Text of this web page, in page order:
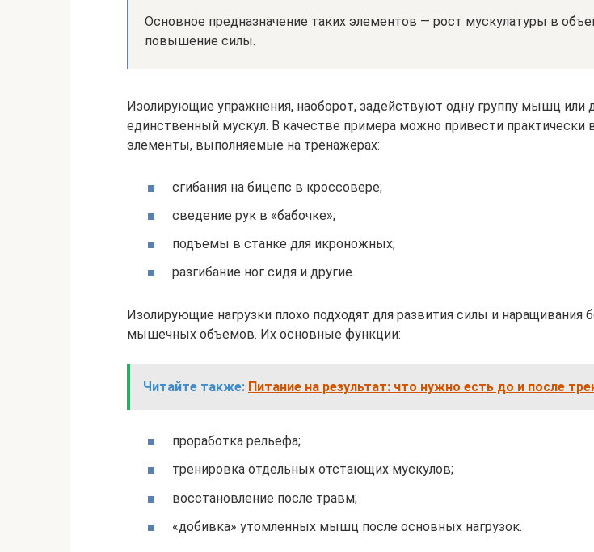
Основное предназначение таких элементов — рост мускулатуры в
повышение силы.
Изолирующие упражнения, наоборот, задействуют одну группу мышц или
единственный мускул. В качестве примера можно привести практически
элементы, выполняемые на тренажерах:
сгибания на бицепс в кроссовере;
сведение рук в «бабочке»;
подъемы в станке для икроножных;
разгибание ног сидя и другие.
Изолирующие нагрузки плохо подходят для развития силы и наращивания
мышечных объемов. Их основные функции:
Читайте также: Питание на результат: что нужно есть до и после
проработка рельефа;
тренировка отдельных отстающих мускулов;
восстановление после травм;
«добивка» утомленных мышц после основных нагрузок.